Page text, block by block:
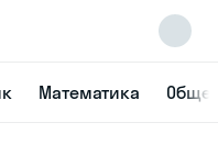
Математика